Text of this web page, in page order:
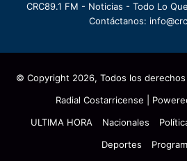
CRC89.1 FM - Noticias - Todo Lo
Contáctanos:
© Copyright 2026, Todos los
Radial Costarricense |
ULTIMA HORA
Nacionales
Deportes